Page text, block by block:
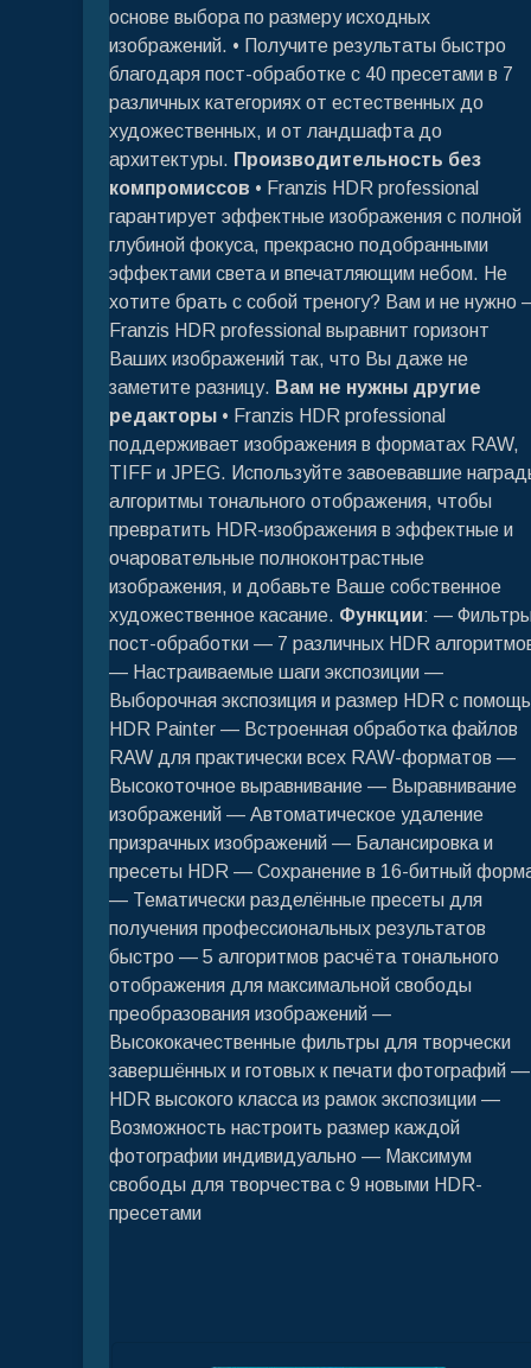
основе выбора по размеру исходных
изображений. • Получите результаты быстро
благодаря пост-обработке с 40 пресетами в 7
различных категориях от естественных до
художественных, и от ландшафта до
архитектуры. Производительность без
компромиссов • Franzis HDR professional
гарантирует эффектные изображения с полной
глубиной фокуса, прекрасно подобранными
эффектами света и впечатляющим небом. Не
хотите брать с собой треногу? Вам и не нужно
Franzis HDR professional выравнит горизонт
Ваших изображений так, что Вы даже не
заметите разницу. Вам не нужны другие
редакторы • Franzis HDR professional
поддерживает изображения в форматах RAW,
TIFF и JPEG. Используйте завоевавшие
алгоритмы тонального отображения, чтобы
превратить HDR-изображения в эффектные и
очаровательные полноконтрастные
изображения, и добавьте Ваше собственное
художественное касание. Функции: —
пост-обработки — 7 различных HDR
— Настраиваемые шаги экспозиции —
Выборочная экспозиция и размер HDR с
HDR Painter — Встроенная обработка файлов
RAW для практически всех RAW-форматов —
Высокоточное выравнивание — Выравнивание
изображений — Автоматическое удаление
призрачных изображений — Балансировка и
пресеты HDR — Сохранение в 16-битный
— Тематически разделённые пресеты для
получения профессиональных результатов
быстро — 5 алгоритмов расчёта тонального
отображения для максимальной свободы
преобразования изображений —
Высококачественные фильтры для творчески
завершённых и готовых к печати фотографий —
HDR высокого класса из рамок экспозиции —
Возможность настроить размер каждой
фотографии индивидуально — Максимум
свободы для творчества с 9 новыми HDR-
пресетами